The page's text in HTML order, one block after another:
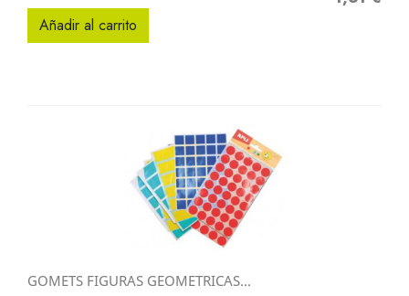
Añadir al carrito
GOMETS FIGURAS GEOMETRICAS...